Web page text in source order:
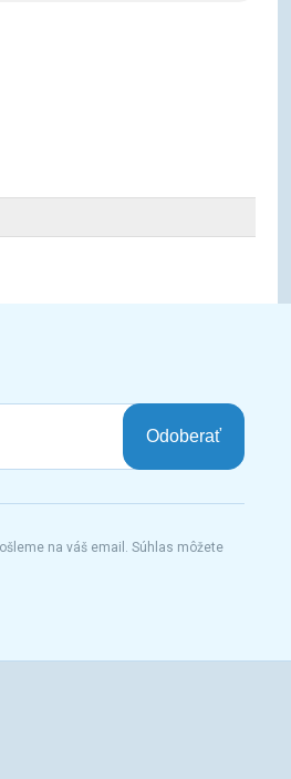
Odoberať
na váš email. Súhlas môžete